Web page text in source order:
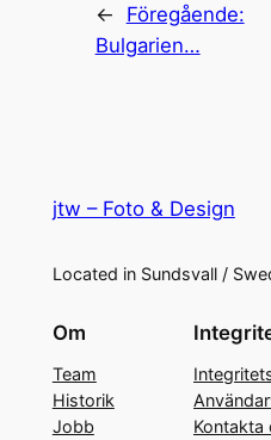
←
Föregående:
Bulgarien…
jtw – Foto & Design
Located in Sundsvall /
Om
Team
Historik
Jobb
Kontakta